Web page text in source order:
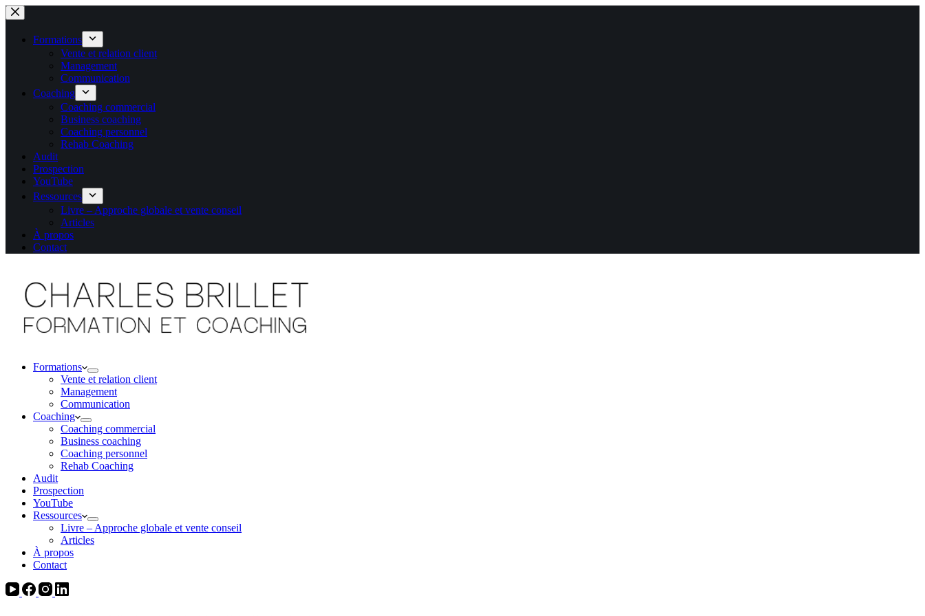
Passer
au
contenuFormations
Vente et relation client
Management
Communication
Coaching
Coaching commercial
Business coaching
Coaching personnel
Rehab Coaching
Audit
Prospection
YouTube
Ressources
Livre – Approche globale et vente conseil
Articles
À propos
Contact
Formations
Vente et relation client
Management
Communication
Coaching
Coaching commercial
Business coaching
Coaching personnel
Rehab Coaching
Audit
Prospection
YouTube
Ressources
Livre – Approche globale et vente conseil
Articles
À propos
Contact